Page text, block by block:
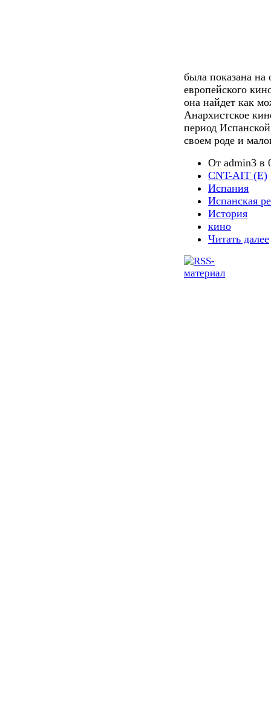
была показана на
европейского
она найдет как
Анархистское
период
своем роде и
От admin3 в
CNT-AIT (E)
Испания
Испанская
История
кино
Читать далее